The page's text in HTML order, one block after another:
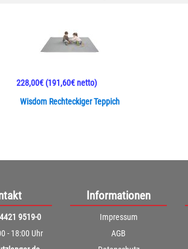
Wisdom Rechteckiger Teppich
228,00€(191,60€ netto)
9519-0
- 18:00 Uhr
Informationen
Impressum
AGB